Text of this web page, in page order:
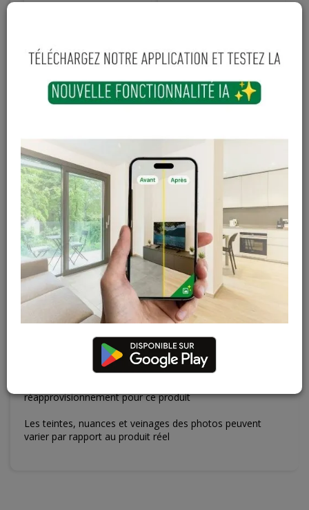
Hauteur LongueurLargeur
199€
-
En stock
Magasin / Entrepôt Quantité
Gosselies 5 articles
Court-St-Etienne 2 articles
réapprovisionnement pour ce produit
Les teintes, nuances et veinages des photos peuvent
varier par rapport au produit réel